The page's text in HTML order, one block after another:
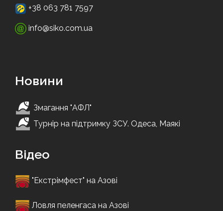
+38 063 781 7597
info@siko.com.ua
Новини
Змагання "АФЛ"
Турнір на підтримку ЗСУ. Одеса, Маякі
Відео
"Екстрімфест" на Азові
Ловля пеленгаса на Азові